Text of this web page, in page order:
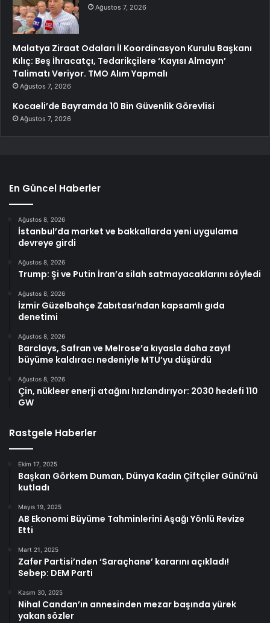
Ağustos 7, 2026
Malatya Ziraat Odaları İl Koordinasyon Kurulu Başkanı
Kılıç: Beş İhracatçı, Tedarikçilere ‘Kayısı Almayın’
Talimatı Veriyor. TMO Alım Yapmalı
Ağustos 7, 2026
Kocaeli’de Bayramda 10 Bin Güvenlik Görevlisi
Ağustos 7, 2026
En Güncel Haberler
Ağustos 8, 2026
İstanbul’da market ve bakkallarda yeni uygulama
devreye girdi
Ağustos 8, 2026
Trump: Şi ve Putin İran’a silah satmayacaklarını söyledi
Ağustos 8, 2026
İzmir Güzelbahçe Zabıtası’ndan kapsamlı gıda
denetimi
Ağustos 8, 2026
Barclays, Safran ve Melrose’a kıyasla daha zayıf
büyüme kaldıracı nedeniyle MTU’yu düşürdü
Ağustos 8, 2026
Çin, nükleer enerji atağını hızlandırıyor: 2030 hedefi 110
GW
Rastgele Haberler
Ekim 17, 2025
Başkan Görkem Duman, Dünya Kadın Çiftçiler Günü’nü
kutladı
Mayıs 19, 2025
AB Ekonomi Büyüme Tahminlerini Aşağı Yönlü Revize
Etti
Mart 21, 2025
Zafer Partisi’nden ‘Saraçhane’ kararını açıkladı!
Sebep: DEM Parti
Kasım 30, 2025
Nihal Candan’ın annesinden mezar başında yürek
yakan sözler